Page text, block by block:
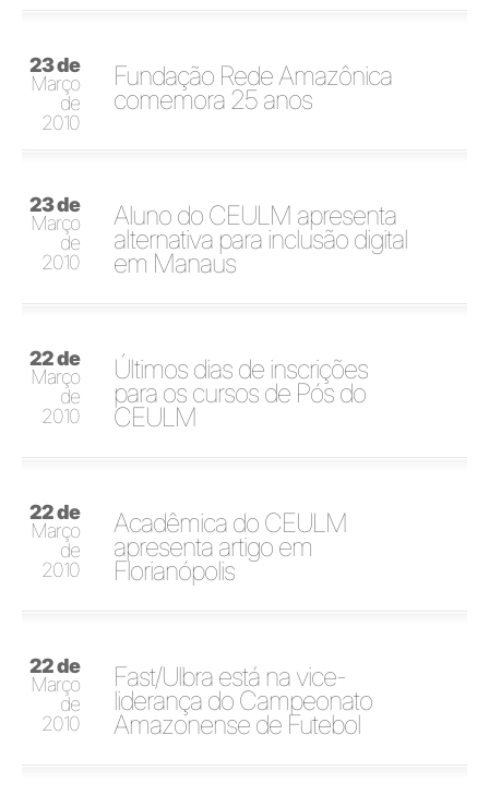
23 de
Março
de
2010
Fundação Rede Amazônica
comemora 25 anos
23 de
Março
de
2010
Aluno do CEULM apresenta
alternativa para inclusão digital
em Manaus
22 de
Março
de
2010
Últimos dias de inscrições
para os cursos de Pós do
CEULM
22 de
Março
de
2010
Acadêmica do CEULM
apresenta artigo em
Florianópolis
22 de
Março
de
2010
Fast/Ulbra está na vice-
liderança do Campeonato
Amazonense de Futebol